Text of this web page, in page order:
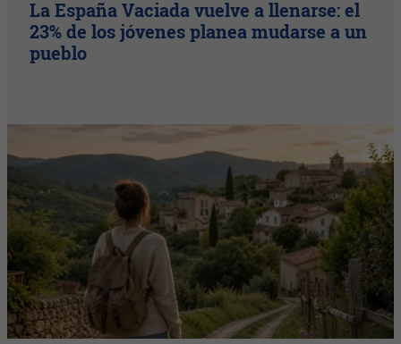
La España Vaciada vuelve a llenarse: el
23% de los jóvenes planea mudarse a un
pueblo